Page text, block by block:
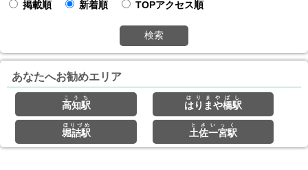
掲載順
新着順 TOPアクセス順
検索
あなたへお勧めエリア
高知駅
こうち
はりまや橋駅
はりまやばし
堀詰駅
ほりづめ
土佐一宮駅
とさいっく